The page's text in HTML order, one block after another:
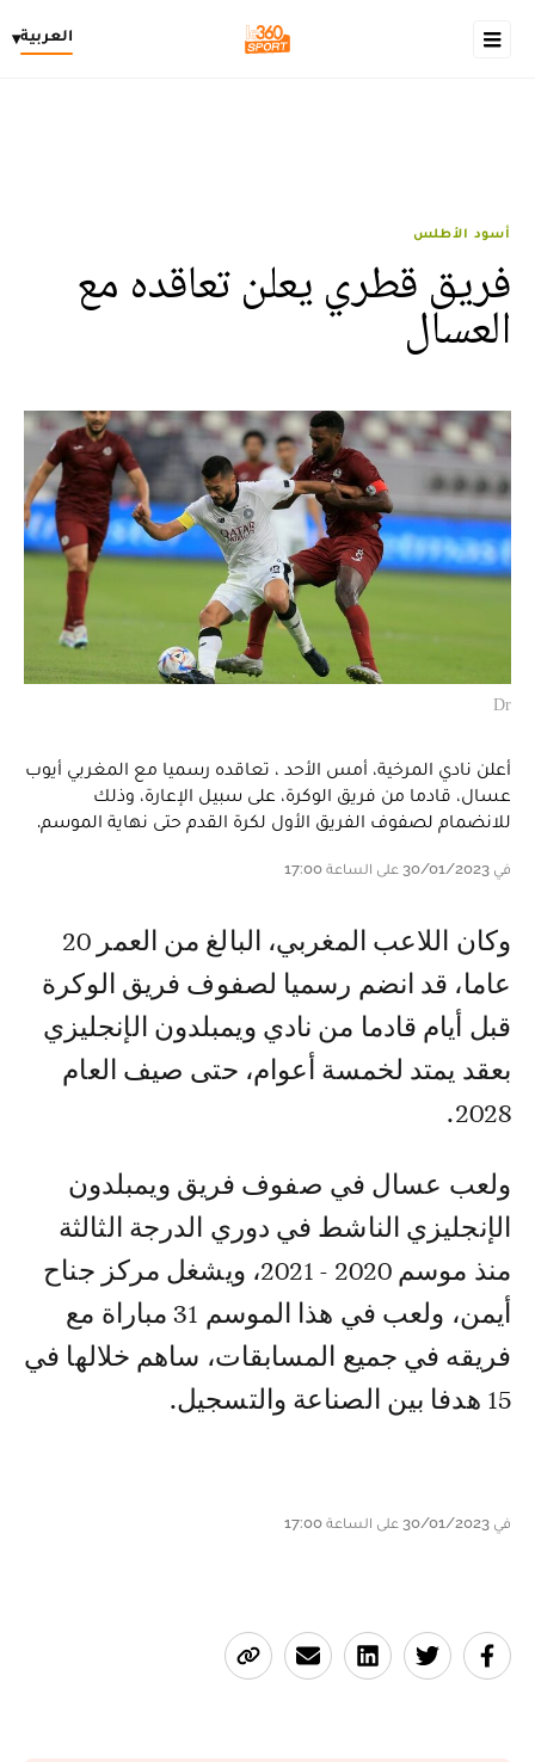
العربية▾
أسود الأطلس
فريق قطري يعلن تعاقده مع
العسال
Dr
أعلن نادي المرخية، أمس الأحد ، تعاقده رسميا مع المغربي أيوب
عسال، قادما من فريق الوكرة، على سبيل الإعارة، وذلك
للانضمام لصفوف الفريق الأول لكرة القدم حتى نهاية الموسم.
في 30/01/2023 على الساعة 17:00
وكان اللاعب المغربي، البالغ من العمر 20
عاما، قد انضم رسميا لصفوف فريق الوكرة
قبل أيام قادما من نادي ويمبلدون الإنجليزي
بعقد يمتد لخمسة أعوام، حتى صيف العام
2028.
ولعب عسال في صفوف فريق ويمبلدون
الإنجليزي الناشط في دوري الدرجة الثالثة
منذ موسم 2020 - 2021، ويشغل مركز جناح
أيمن، ولعب في هذا الموسم 31 مباراة مع
فريقه في جميع المسابقات، ساهم خلالها في
15 هدفا بين الصناعة والتسجيل.
في 30/01/2023 على الساعة 17:00